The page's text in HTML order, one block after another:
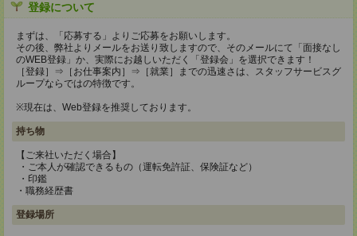
登録について
まずは、「応募する」よりご応募をお願いします。
その後、弊社よりメールをお送り致しますので、そのメールにて「面接なし
のWEB登録」か、実際にお越しいただく「登録会」を選択できます！
［登録］⇒［お仕事案内］⇒［就業］までの迅速さは、スタッフサービスグ
ループならではの特徴です。
※現在は、Web登録を推奨しております。
持ち物
【ご来社いただく場合】
・ご本人が確認できるもの（運転免許証、保険証など）
・印鑑
・職務経歴書
登録場所